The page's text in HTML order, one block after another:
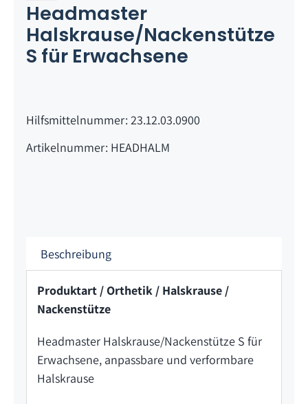
Headmaster
Halskrause/Nackenstütze
S für Erwachsene
Hilfsmittelnummer: 23.12.03.0900
Artikelnummer: HEADHALM
Beschreibung
Produktart / Orthetik / Halskrause /
Nackenstütze
Headmaster Halskrause/Nackenstütze S für
Erwachsene, anpassbare und verformbare
Halskrause